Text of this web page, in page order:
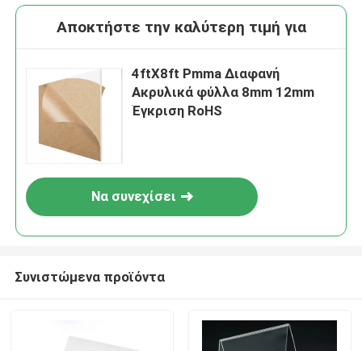
Αποκτήστε την καλύτερη τιμή για
4ftX8ft Pmma Διαφανή
Ακρυλικά φύλλα 8mm 12mm
Έγκριση RoHS
Να συνεχίσει
Συνιστώμενα προϊόντα